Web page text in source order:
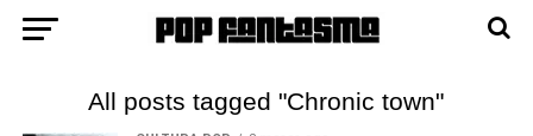
All posts tagged "Chronic town"